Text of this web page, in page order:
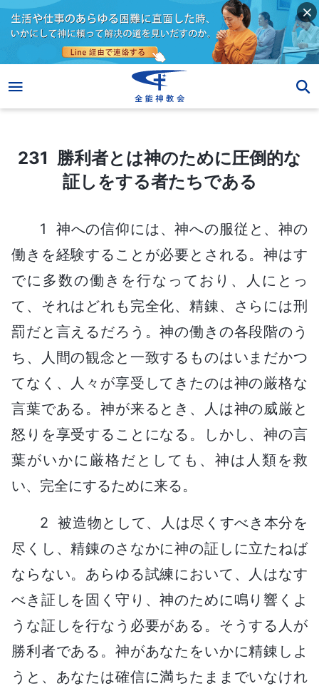
231 勝利者とは神のために圧倒的な
証しをする者たちである
1 神への信仰には、神への服従と、神の
働きを経験することが必要とされる。神はす
でに多数の働きを行なっており、人にとっ
て、それはどれも完全化、精錬、さらには刑
罰だと言えるだろう。神の働きの各段階のう
ち、人間の観念と一致するものはいまだかつ
てなく、人々が享受してきたのは神の厳格な
言葉である。神が来るとき、人は神の威厳と
怒りを享受することになる。しかし、神の言
葉がいかに厳格だとしても、神は人類を救
い、完全にするために来る。
2 被造物として、人は尽くすべき本分を
尽くし、精錬のさなかに神の証しに立たねば
ならない。あらゆる試練において、人はなす
べき証しを固く守り、神のために鳴り響くよ
うな証しを行なう必要がある。そうする人が
勝利者である。神があなたをいかに精錬しよ
うと、あなたは確信に満ちたままでいなけれ